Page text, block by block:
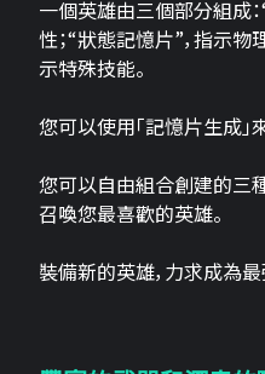
一個英雄由三個部分組成
性；“狀態記憶片”，指示物
示特殊技能。
您可以使用「記憶片生成
您可以自由組合創建的三
召喚您最喜歡的英雄。
裝備新的英雄，力求成為最